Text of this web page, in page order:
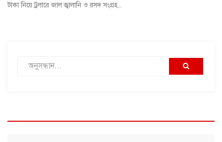
টাকা নিয়ে ট্রলারে জাল জ্বালানি ও রসদ সংগ্রহ...